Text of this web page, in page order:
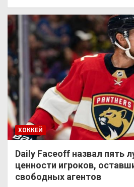
ХОККЕЙ
Daily Faceoff назвал пять
ценности игроков,
свободных агентов